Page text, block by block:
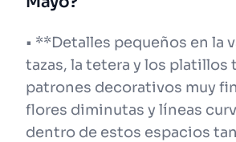
• **Detalles pequeños en la
tazas, la tetera y los platillos
patrones decorativos muy
flores diminutas y líneas
dentro de estos espacios